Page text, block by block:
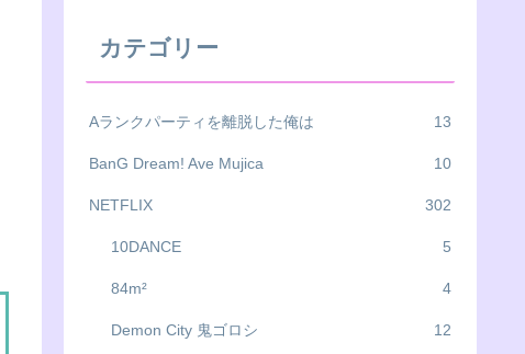
カテゴリー
Aランクパーティを離脱した俺は 13
BanG Dream! Ave Mujica 10
NETFLIX 302
10DANCE 5
84m² 4
Demon City 鬼ゴロシ 12